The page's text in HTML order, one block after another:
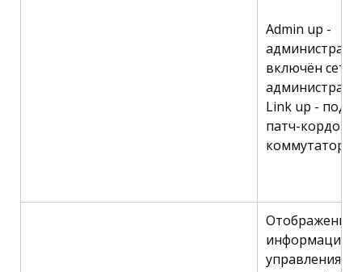
Admin up -
включён
Link up -
патч-кордом
коммутатор-
Отображение
информации
управления